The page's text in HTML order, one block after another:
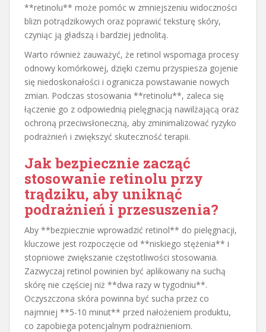
**retinolu** może pomóc w zmniejszeniu widoczności
blizn potrądzikowych oraz poprawić teksturę skóry,
czyniąc ją gładszą i bardziej jednolitą.
Warto również zauważyć, że retinol wspomaga procesy
odnowy komórkowej, dzięki czemu przyspiesza gojenie
się niedoskonałości i ogranicza powstawanie nowych
zmian. Podczas stosowania **retinolu**, zaleca się
łączenie go z odpowiednią pielęgnacją nawilżającą oraz
ochroną przeciwsłoneczną, aby zminimalizować ryzyko
podrażnień i zwiększyć skuteczność terapii.
Jak bezpiecznie zacząć
stosowanie retinolu przy
trądziku, aby uniknąć
podrażnień i przesuszenia?
Aby **bezpiecznie wprowadzić retinol** do pielęgnacji,
kluczowe jest rozpoczęcie od **niskiego stężenia** i
stopniowe zwiększanie częstotliwości stosowania.
Zazwyczaj retinol powinien być aplikowany na suchą
skórę nie częściej niż **dwa razy w tygodniu**.
Oczyszczona skóra powinna być sucha przez co
najmniej **5-10 minut** przed nałożeniem produktu,
co zapobiega potencjalnym podrażnieniom.